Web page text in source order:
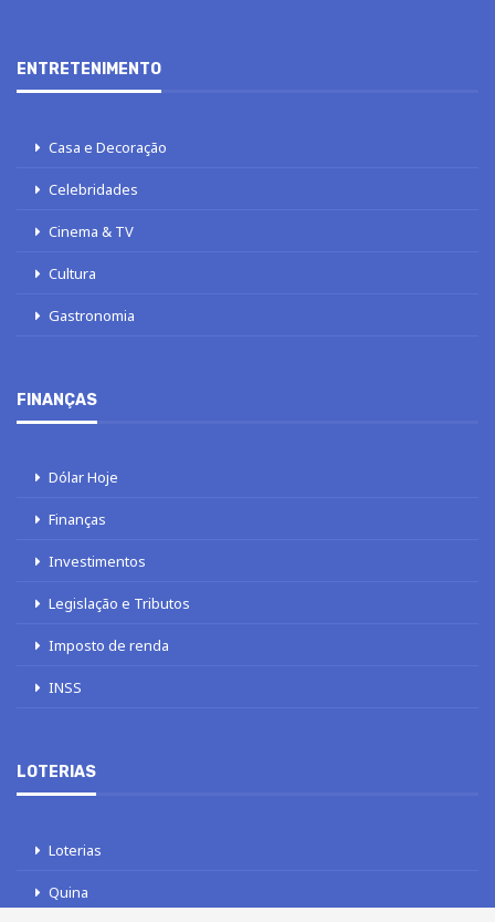
ENTRETENIMENTO
Casa e Decoração
Celebridades
Cinema & TV
Cultura
Gastronomia
FINANÇAS
Dólar Hoje
Finanças
Investimentos
Legislação e Tributos
Imposto de renda
INSS
LOTERIAS
Loterias
Quina